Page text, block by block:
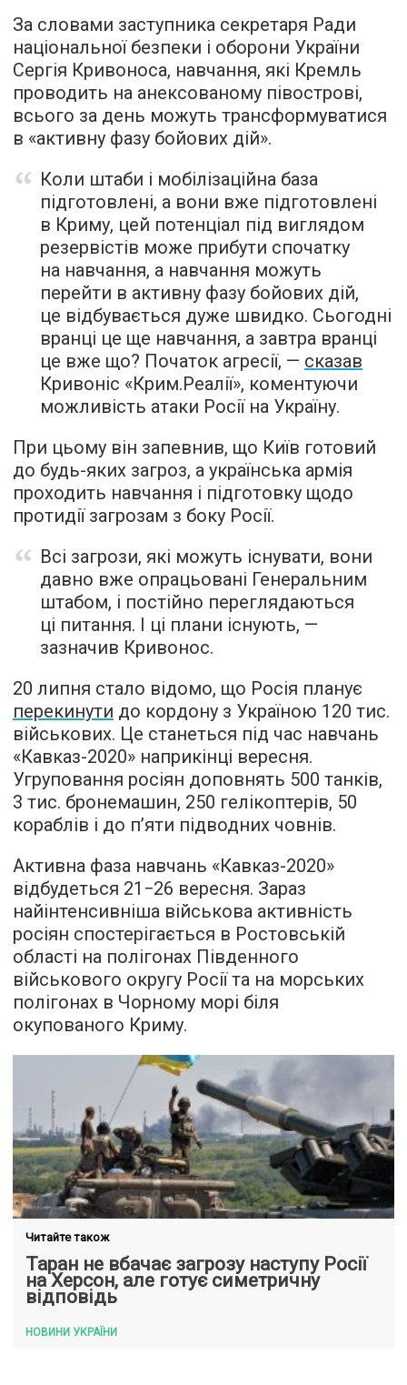
За словами заступника секретаря Ради
національної безпеки і оборони України
Сергія Кривоноса, навчання, які Кремль
проводить на анексованому півострові,
всього за день можуть трансформуватися
в «активну фазу бойових дій».
Коли штаби і мобілізаційна база
підготовлені, а вони вже підготовлені
в Криму, цей потенціал під виглядом
резервістів може прибути спочатку
на навчання, а навчання можуть
перейти в активну фазу бойових дій,
це відбувається дуже швидко. Сьогодні
вранці це ще навчання, а завтра вранці
це вже що? Початок агресії, — сказав
Кривоніс «Крим.Реалії», коментуючи
можливість атаки Росії на Україну.
При цьому він запевнив, що Київ готовий
до будь-яких загроз, а українська армія
проходить навчання і підготовку щодо
протидії загрозам з боку Росії.
Всі загрози, які можуть існувати, вони
давно вже опрацьовані Генеральним
штабом, і постійно переглядаються
ці питання. І ці плани існують, —
зазначив Кривонос.
20 липня стало відомо, що Росія планує
перекинути до кордону з Україною 120 тис.
військових. Це станеться під час навчань
«Кавказ-2020» наприкінці вересня.
Угруповання росіян доповнять 500 танків,
3 тис. бронемашин, 250 гелікоптерів, 50
кораблів і до п’яти підводних човнів.
Активна фаза навчань «Кавказ-2020»
відбудеться 21−26 вересня. Зараз
найінтенсивніша військова активність
росіян спостерігається в Ростовській
області на полігонах Південного
військового округу Росії та на морських
полігонах в Чорному морі біля
окупованого Криму.
Читайте також
Таран не вбачає загрозу наступу Росії
на Херсон, але готує симетричну
відповідь
НОВИНИ УКРАЇНИ